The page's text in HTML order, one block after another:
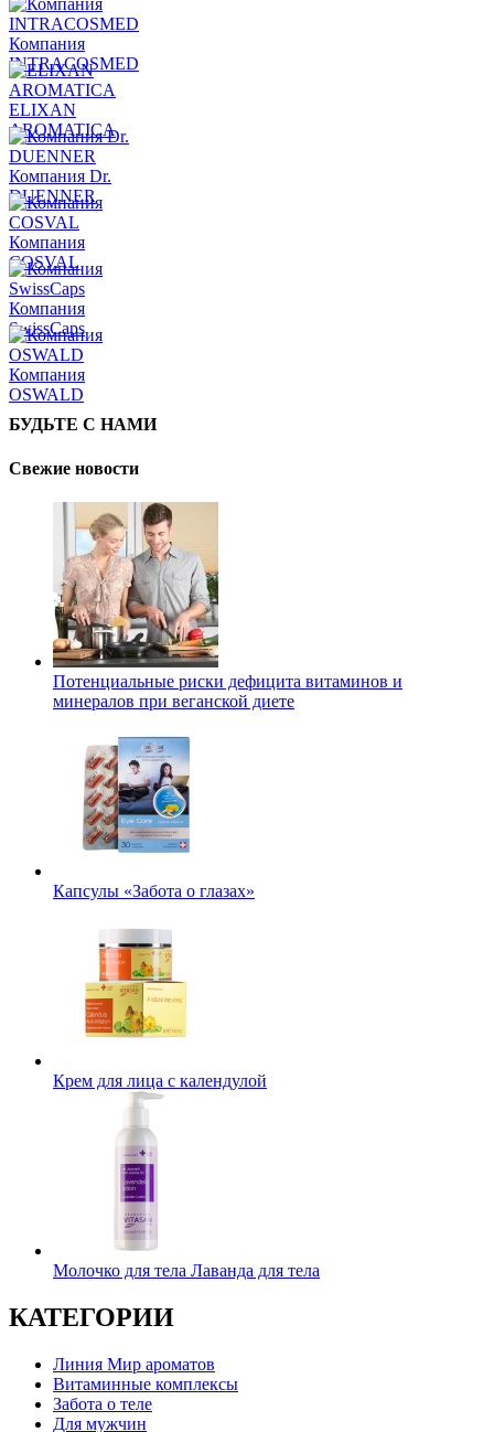
Компания
INTRACOSMED
ELIXAN
AROMATICA
Компания Dr.
DUENNER
Компания
COSVAL
Компания
SwissCaps
Компания
OSWALD
БУДЬТЕ С НАМИ
Свежие новости
Потенциальные риски дефицита витаминов и
минералов при веганской диете
Капсулы «Забота о глазах»
Крем для лица с календулой
Молочко для тела Лаванда для тела
КАТЕГОРИИ
Линия Мир ароматов
Витаминные комплексы
Забота о теле
Для мужчин